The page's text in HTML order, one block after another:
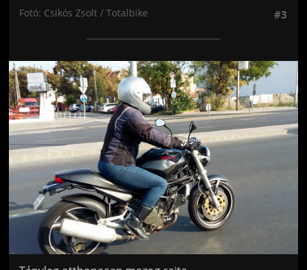
Fotó: Csikós Zsolt / Totalbike #3
Jön még kép!